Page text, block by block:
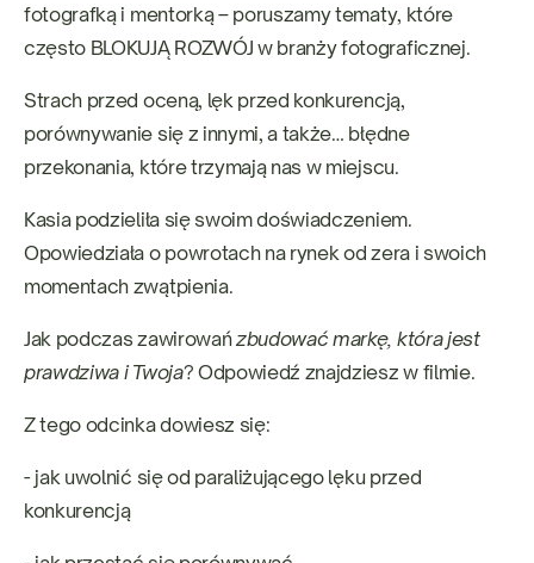
fotografką i mentorką – poruszamy tematy, które
często BLOKUJĄ ROZWÓJ w branży fotograficznej.
Strach przed oceną, lęk przed konkurencją,
porównywanie się z innymi, a także… błędne
przekonania, które trzymają nas w miejscu.
Kasia podzieliła się swoim doświadczeniem.
Opowiedziała o powrotach na rynek od zera i swoich
momentach zwątpienia.
Jak podczas zawirowańzbudować markę, która jest
prawdziwa i Twoja? Odpowiedź znajdziesz w filmie.
Z tego odcinka dowiesz się:
- jak uwolnić się od paraliżującego lęku przed
konkurencją